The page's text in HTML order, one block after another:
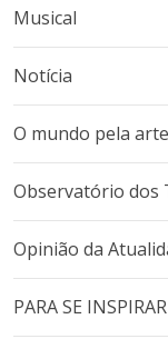
Musical
Notícia
O mundo pela arte
Observatório dos
Opinião da
PARA SE INSPIRAR